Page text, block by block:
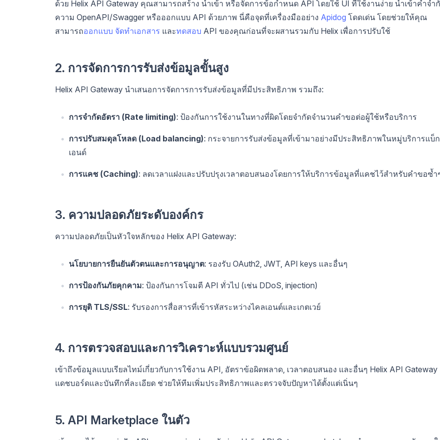
ด้วย Helix API Gateway คุณสามารถสร้าง นำเข้า หรือจัดการข้อกำหนด API โดยใช้ UI ที่ใช้งานง่าย นำเข้าคำจำ
ความ OpenAPI/Swagger หรือออกแบบ API ด้วยภาพ นี่คือจุดที่เครื่องมืออย่าง Apidog โดดเด่น โดยช่วยให้คุณ
สามารถออกแบบ จัดทำเอกสาร และทดสอบ API ของคุณก่อนที่จะผสานรวมกับ Helix เพื่อการปรับใช้
2. การจัดการการรับส่งข้อมูลขั้นสูง
Helix API Gateway นำเสนอการจัดการการรับส่งข้อมูลที่มีประสิทธิภาพ รวมถึง:
การจำกัดอัตรา (Rate limiting): ป้องกันการใช้งานในทางที่ผิดโดยจำกัดจำนวนคำขอต่อผู้ใช้หรือบริการ
การปรับสมดุลโหลด (Load balancing): กระจายการรับส่งข้อมูลที่เข้ามาอย่างมีประสิทธิภาพในหมู่บริการแบ็ก
เอนด์
การแคช (Caching): ลดเวลาแฝงและปรับปรุงเวลาตอบสนองโดยการให้บริการข้อมูลที่แคชไว้สำหรับคำขอซ้ำ
3. ความปลอดภัยระดับองค์กร
ความปลอดภัยเป็นหัวใจหลักของ Helix API Gateway:
นโยบายการยืนยันตัวตนและการอนุญาต: รองรับ OAuth2, JWT, API keys และอื่นๆ
การป้องกันภัยคุกคาม: ป้องกันการโจมตี API ทั่วไป (เช่น DDoS, injection)
การยุติ TLS/SSL: รับรองการสื่อสารที่เข้ารหัสระหว่างไคลเอนต์และเกตเวย์
4. การตรวจสอบและการวิเคราะห์แบบรวมศูนย์
เข้าถึงข้อมูลแบบเรียลไทม์เกี่ยวกับการใช้งาน API, อัตราข้อผิดพลาด, เวลาตอบสนอง และอื่นๆ Helix API Gateway
แดชบอร์ดและบันทึกที่ละเอียด ช่วยให้ทีมเพิ่มประสิทธิภาพและตรวจจับปัญหาได้ตั้งแต่เนิ่นๆ
5. API Marketplace ในตัว